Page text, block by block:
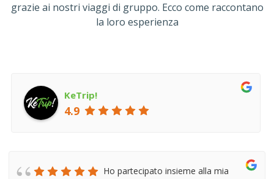
grazie ai nostri viaggi di gruppo. Ecco come raccontano
la loro esperienza
KeTrip!
4.9
Ho partecipato insieme alla mia